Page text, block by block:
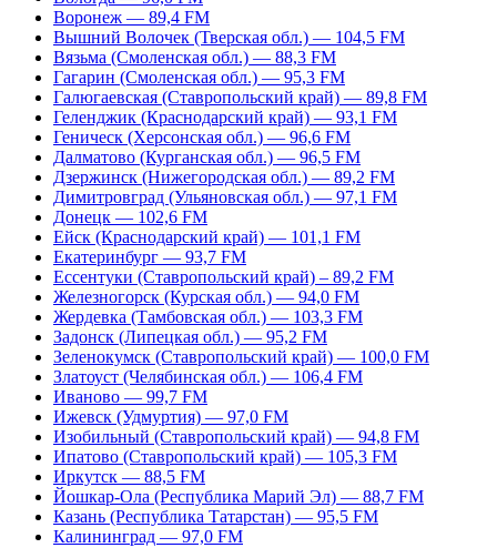
Воронеж — 89,4 FM
Вышний Волочек (Тверская обл.) — 104,5 FM
Вязьма (Смоленская обл.) — 88,3 FM
Гагарин (Смоленская обл.) — 95,3 FM
Галюгаевская (Ставропольский край) — 89,8 FM
Геленджик (Краснодарский край) — 93,1 FM
Геническ (Херсонская обл.) — 96,6 FM
Далматово (Курганская обл.) — 96,5 FM
Дзержинск (Нижегородская обл.) — 89,2 FM
Димитровград (Ульяновская обл.) — 97,1 FM
Донецк — 102,6 FM
Ейск (Краснодарский край) — 101,1 FM
Екатеринбург — 93,7 FM
Ессентуки (Ставропольский край) – 89,2 FM
Железногорск (Курская обл.) — 94,0 FM
Жердевка (Тамбовская обл.) — 103,3 FM
Задонск (Липецкая обл.) — 95,2 FM
Зеленокумск (Ставропольский край) — 100,0 FM
Златоуст (Челябинская обл.) — 106,4 FM
Иваново — 99,7 FM
Ижевск (Удмуртия) — 97,0 FM
Изобильный (Ставропольский край) — 94,8 FM
Ипатово (Ставропольский край) — 105,3 FM
Иркутск — 88,5 FM
Йошкар-Ола (Республика Марий Эл) — 88,7 FM
Казань (Республика Татарстан) — 95,5 FM
Калининград — 97,0 FM